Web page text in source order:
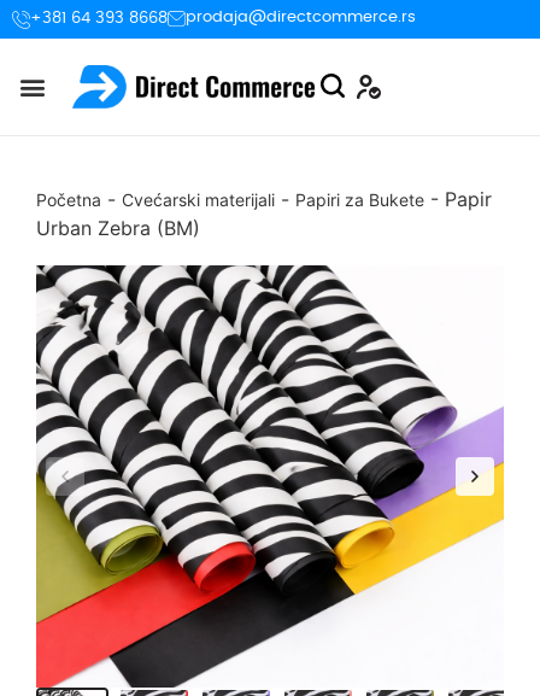
+381 64 393 8668 prodaja@directcommerce.rs
Početna - Cvećarski materijali - Papiri za Bukete - Papir
Urban Zebra (BM)